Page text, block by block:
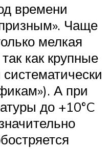
времени
Чаще
мелкая
как крупные
А при
до +10°C